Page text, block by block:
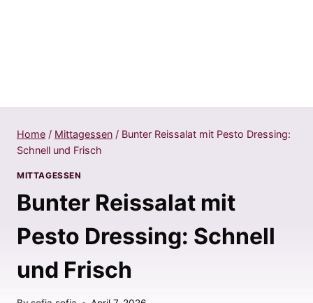
Home / Mittagessen / Bunter Reissalat mit Pesto Dressing:
Schnell und Frisch
MITTAGESSEN
Bunter Reissalat mit
Pesto Dressing: Schnell
und Frisch